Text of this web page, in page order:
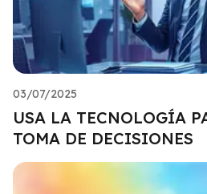
03/07/2025
USA LA TECNOLOGÍA
TOMA DE DECISIONES